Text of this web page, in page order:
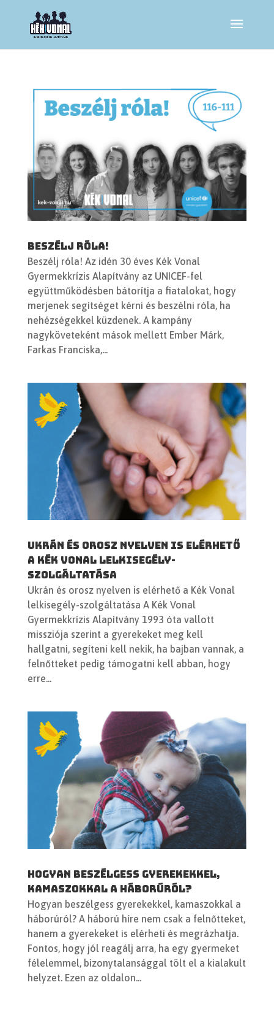
Beszélj róla!
Beszélj róla! Az idén 30 éves Kék Vonal
Gyermekkrízis Alapítvány az UNICEF-fel
együttműködésben bátorítja a fiatalokat, hogy
merjenek segítséget kérni és beszélni róla, ha
nehézségekkel küzdenek. A kampány
nagyköveteként mások mellett Ember Márk,
Farkas Franciska,...
Ukrán és orosz nyelven is elérhető
a Kék Vonal lelkisegély-
szolgáltatása
Ukrán és orosz nyelven is elérhető a Kék Vonal
lelkisegély-szolgáltatása A Kék Vonal
Gyermekkrízis Alapítvány 1993 óta vallott
missziója szerint a gyerekeket meg kell
hallgatni, segíteni kell nekik, ha bajban vannak, a
felnőtteket pedig támogatni kell abban, hogy
erre...
Hogyan beszélgess gyerekekkel,
kamaszokkal a háborúról?
Hogyan beszélgess gyerekekkel, kamaszokkal a
háborúról? A háború híre nem csak a felnőtteket,
hanem a gyerekeket is elérheti és megrázhatja.
Fontos, hogy jól reagálj arra, ha egy gyermeket
félelemmel, bizonytalansággal tölt el a kialakult
helyzet. Ezen az oldalon...